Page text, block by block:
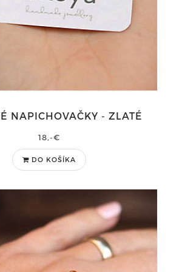
NAPICHOVAČKY - ZLATÉ
18,-€
DO KOŠÍKA